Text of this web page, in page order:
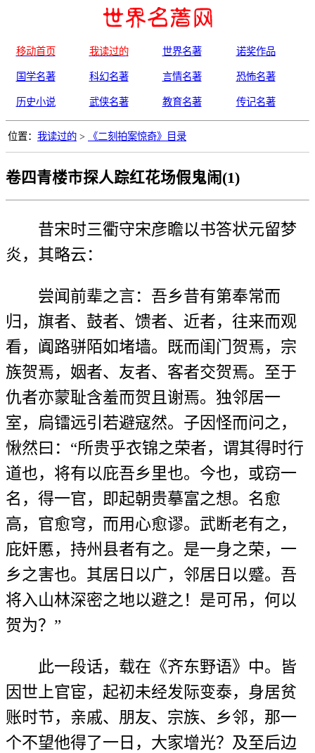
移动首页 我读过的 世界名著 诺奖作品
国学名著 科幻名著 言情名著 恐怖名著
历史小说 武侠名著 教育名著 传记名著
位置： 我读过的 > 《二刻拍案惊奇》目录
卷四青楼市探人踪红花场假鬼闹(1)
昔宋时三衢守宋彦瞻以书答状元留梦
炎，其略云：
尝闻前辈之言：吾乡昔有第奉常而
归，旗者、鼓者、馈者、近者，往来而观
看，阗路骈陌如堵墙。既而闺门贺焉，宗
族贺焉，姻者、友者、客者交贺焉。至于
仇者亦蒙耻含羞而贺且谢焉。独邻居一
室，扃镭远引若避寇然。子因怪而问之，
愀然曰：“所贵乎衣锦之荣者，谓其得时行
道也，将有以庇吾乡里也。今也，或窃一
名，得一官，即起朝贵摹富之想。名愈
高，官愈穹，而用心愈谬。武断老有之，
庇奸慝，持州县者有之。是一身之荣，一
乡之害也。其居日以广，邻居日以蹙。吾
将入山林深密之地以避之！是可吊，何以
贺为？”
此一段话，载在《齐东野语》中。皆
因世上官宦，起初未经发际变泰，身居贫
账时节，亲戚、朋友、宗族、乡邻，那一
个不望他得了一日，大家增光？及至后边